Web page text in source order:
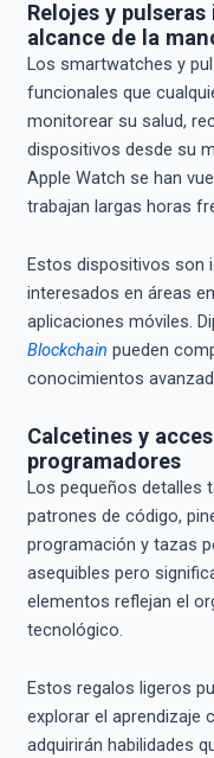
Relojes y
alcance de la
Los smartwatches y
funcionales que
monitorear su salud,
dispositivos desde su
Apple Watch se han
trabajan largas horas
Estos dispositivos son
interesados en áreas
aplicaciones móviles.
Blockchain pueden
conocimientos
Calcetines y
programadores
Los pequeños detalles
patrones de código,
programación y tazas
asequibles pero
elementos reflejan el
tecnológico.
Estos regalos ligeros
explorar el aprendizaje
adquirirán habilidades